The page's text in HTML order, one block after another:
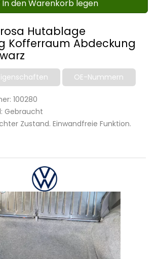
Hutablage
Kofferraum Abdeckung
OE-Nummern
100280
Gebraucht
Zustand. Einwandfreie Funktion.
In den Warenkorb legen